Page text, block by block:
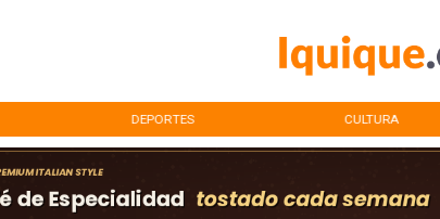
DEPORTES CULTURA